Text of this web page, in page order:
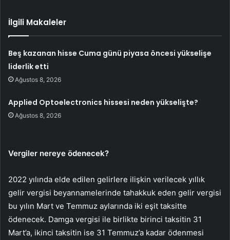
İlgili Makaleler
Beş kazanan hisse Cuma günü piyasa öncesi yükselişe
liderlik etti
Ağustos 8, 2026
Applied Optoelectronics hissesi neden yükselişte?
Ağustos 8, 2026
Vergiler nereye ödenecek?
2022 yılında elde edilen gelirlere ilişkin verilecek yıllık
gelir vergisi beyannamelerinde tahakkuk eden gelir vergisi
bu yılın Mart ve Temmuz aylarında iki eşit taksitte
ödenecek. Damga vergisi ile birlikte birinci taksitin 31
Mart’a, ikinci taksitin ise 31 Temmuz’a kadar ödenmesi